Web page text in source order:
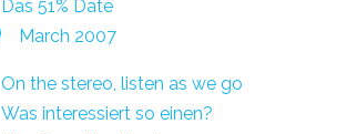
Das 51% Date
March 2007
On the stereo, listen as we go
Was interessiert so einen?